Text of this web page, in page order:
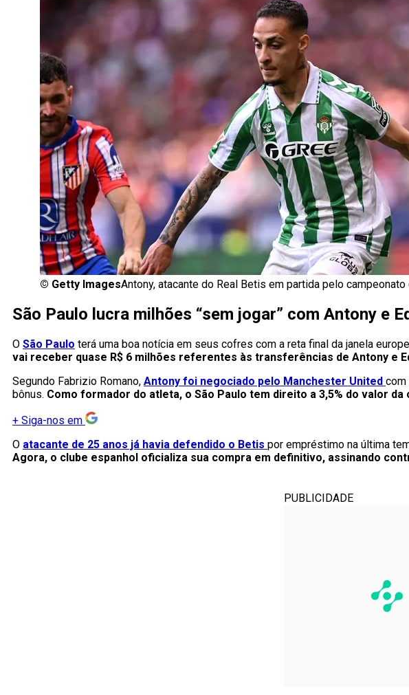
© Getty ImagesAntony, atacante do Real Betis em partida pelo campeonato
São Paulo lucra milhões “sem jogar” com Antony e
O São Paulo terá uma boa notícia em seus cofres com a reta final da janela
vai receber quase R$ 6 milhões referentes às transferências de Antony e
Segundo Fabrizio Romano, Antony foi negociado pelo Manchester United com
bônus. Como formador do atleta, o São Paulo tem direito a 3,5% do valor
+ Siga-nos em
O atacante de 25 anos já havia defendido o Betis por empréstimo na última
Agora, o clube espanhol oficializa sua compra em definitivo, assinando
PUBLICIDADE